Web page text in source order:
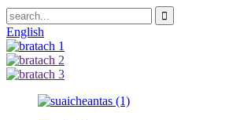
English